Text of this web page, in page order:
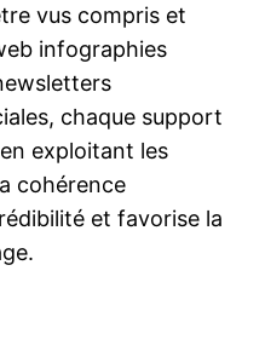
vus compris et
infographies
chaque support
exploitant les
cohérence
et favorise la